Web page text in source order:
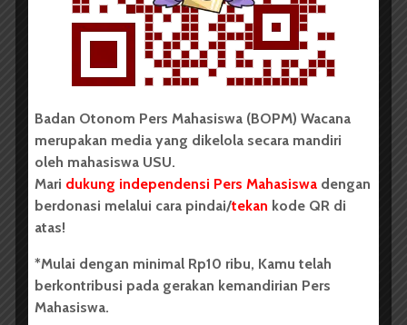
Badan Otonom Pers Mahasiswa (BOPM) Wacana
merupakan media yang dikelola secara mandiri
oleh mahasiswa USU.
Mari dukung independensi Pers Mahasiswa dengan
berdonasi melalui cara pindai/tekan kode QR di
atas!
*Mulai dengan minimal Rp10 ribu, Kamu telah
berkontribusi pada gerakan kemandirian Pers
Mahasiswa.